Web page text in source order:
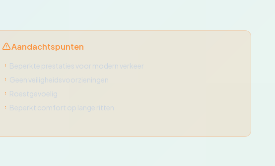
Aandachtspunten
Beperkte prestaties voor modern verkeer
Geen veiligheidsvoorzieningen
Roestgevoelig
Beperkt comfort op lange ritten